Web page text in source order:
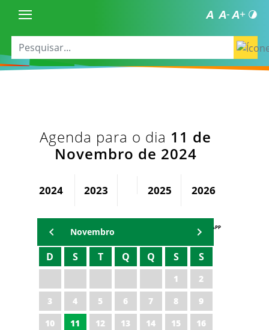
Agenda para o dia 11 de
Novembro de 2024
2024 2023 2025 2026
AGENDA PAPP
Novembro
D S T Q Q S S
1
2
3
4 5 6 7 8
9
10
11 12 13 14 15
16